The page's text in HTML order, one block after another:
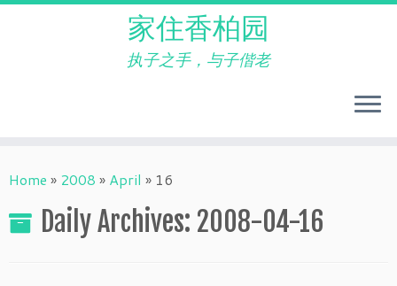
to
家住香柏园
执子之手，与子偕老
Home » 2008 » April » 16
Daily Archives: 2008-04-16